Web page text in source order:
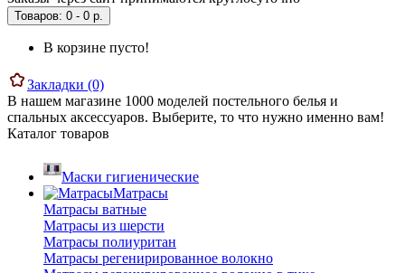
Товаров: 0 - 0 р.
В корзине пусто!
Закладки (0)
В нашем магазине 1000 моделей постельного белья и
спальных аксессуаров. Выберите, то что нужно именно вам!
Каталог товаров
Маски гигиенические
Матрасы
Матрасы ватные
Матрасы из шерсти
Матрасы полиуритан
Матрасы регенирированное волокно